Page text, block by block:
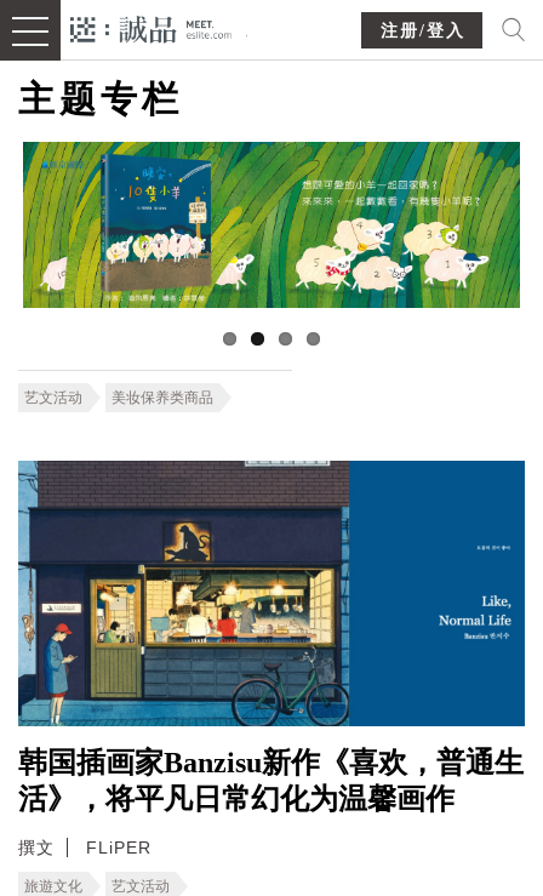
注册/登入
主题专栏
艺文活动 美妆保养类商品
韩国插画家Banzisu新作《喜欢，普通生
活》，将平凡日常幻化为温馨画作
撰文 FLiPER
旅遊文化 艺文活动